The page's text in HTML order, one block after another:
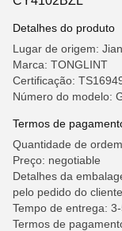
Detalhes do produto
Lugar de origem:
Marca: TONGLINT
Certificação:
Número do modelo:
Termos de
Quantidade de
Preço: negotiable
Detalhes da
pelo pedido do cliente
Tempo de entrega:
Termos de